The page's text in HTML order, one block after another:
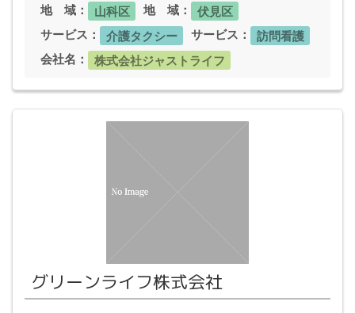
地 域：
山科区 地 域：
伏見区
サービス：
介護タクシー サービス：
訪問看護
会社名：
株式会社ジャストライフ
グリーンライフ株式会社